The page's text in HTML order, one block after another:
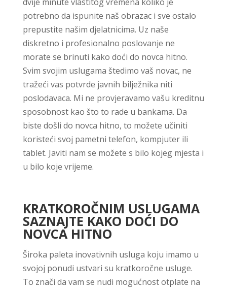
potrebno da ispunite naš obrazac i sve ostalo
prepustite našim djelatnicima. Uz naše
diskretno i profesionalno poslovanje ne
morate se brinuti kako doći do novca hitno.
Svim svojim uslugama štedimo vaš novac, ne
tražeći vas potvrde javnih bilježnika niti
poslodavaca. Mi ne provjeravamo vašu kreditnu
sposobnost kao što to rade u bankama. Da
biste došli do novca hitno, to možete učiniti
koristeći svoj pametni telefon, kompjuter ili
tablet. Javiti nam se možete s bilo kojeg mjesta i
u bilo koje vrijeme.
KRATKOROČNIM USLUGAMA
SAZNAJTE KAKO DOĆI DO
NOVCA HITNO
Široka paleta inovativnih usluga koju imamo u
svojoj ponudi ustvari su kratkoročne usluge.
To znači da vam se nudi mogućnost otplate na